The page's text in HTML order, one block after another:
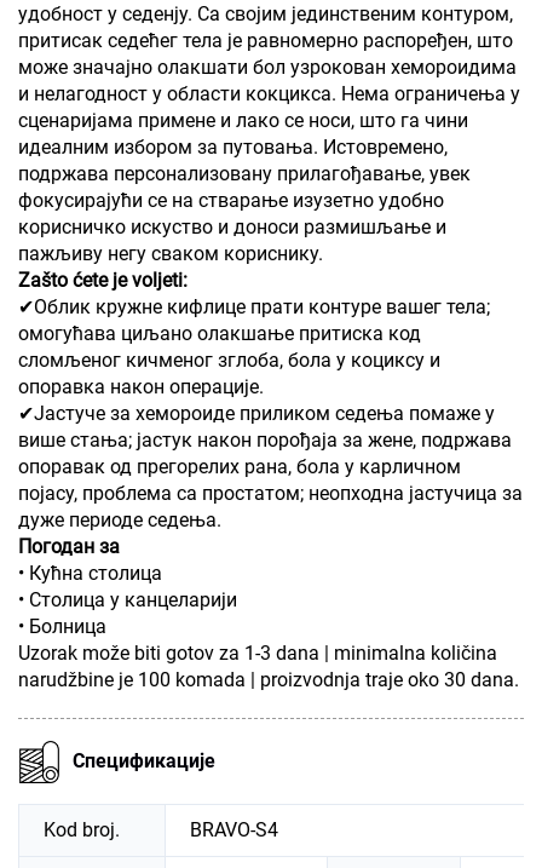
удобност у седенју. Са својим јединственим контуром,
притисак седећег тела је равномерно распоређен, што
може значајно олакшати бол узрокован хемороидима
и нелагодност у области кокцикса. Нема ограничења у
сценаријама примене и лако се носи, што га чини
идеалним избором за путовања. Истовремено,
подржава персонализовану прилагођавање, увек
фокусирајући се на стварање изузетно удобно
корисничко искуство и доноси размишљање и
пажљиву негу сваком кориснику.
Zašto ćete je voljeti:
✔Облик кружне кифлице прати контуре вашег тела;
омогућава циљано олакшање притиска код
сломљеног кичменог зглоба, бола у коциксу и
опоравка након операције.
✔Јастуче за хемороиде приликом седења помаже у
више стања; јастук након порођаја за жене, подржава
опоравак од прегорелих рана, бола у карличном
појасу, проблема са простатом; неопходна јастучица за
дуже периоде седења.
Погодан за
• Кућна столица
• Столица у канцеларији
• Болница
Uzorak može biti gotov za 1-3 dana | minimalna količina
narudžbine je 100 komada | proizvodnja traje oko 30 dana.
Спецификације
Kod broj. BRAVO-S4